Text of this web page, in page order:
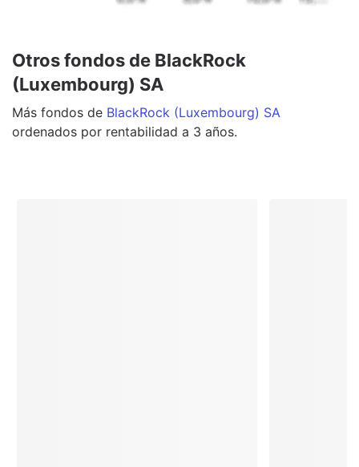
Otros fondos de BlackRock
(Luxembourg) SA
Más fondos de BlackRock (Luxembourg) SA
ordenados por rentabilidad a 3 años.